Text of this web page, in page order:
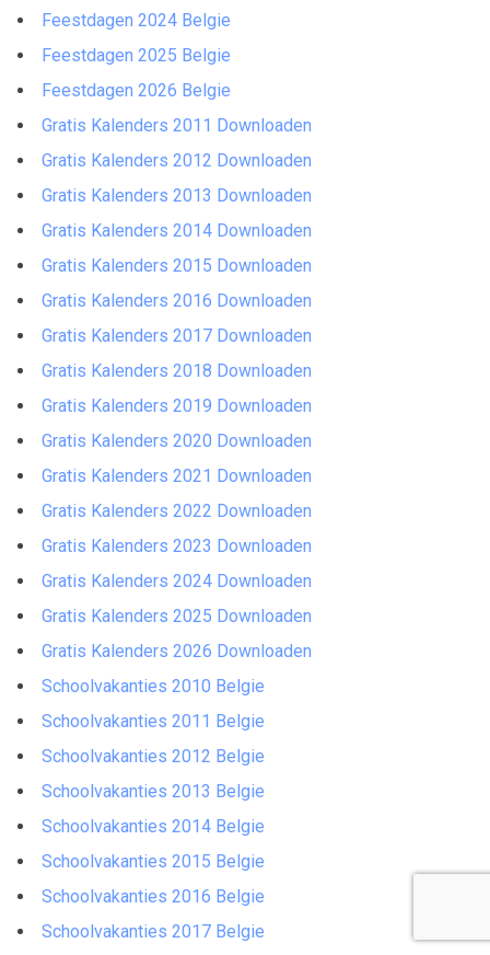
Feestdagen 2024 Belgie
Feestdagen 2025 Belgie
Feestdagen 2026 Belgie
Gratis Kalenders 2011 Downloaden
Gratis Kalenders 2012 Downloaden
Gratis Kalenders 2013 Downloaden
Gratis Kalenders 2014 Downloaden
Gratis Kalenders 2015 Downloaden
Gratis Kalenders 2016 Downloaden
Gratis Kalenders 2017 Downloaden
Gratis Kalenders 2018 Downloaden
Gratis Kalenders 2019 Downloaden
Gratis Kalenders 2020 Downloaden
Gratis Kalenders 2021 Downloaden
Gratis Kalenders 2022 Downloaden
Gratis Kalenders 2023 Downloaden
Gratis Kalenders 2024 Downloaden
Gratis Kalenders 2025 Downloaden
Gratis Kalenders 2026 Downloaden
Schoolvakanties 2010 Belgie
Schoolvakanties 2011 Belgie
Schoolvakanties 2012 Belgie
Schoolvakanties 2013 Belgie
Schoolvakanties 2014 Belgie
Schoolvakanties 2015 Belgie
Schoolvakanties 2016 Belgie
Schoolvakanties 2017 Belgie